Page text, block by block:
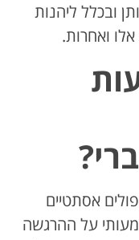
ובכלל ליהנות
ואחרות.
אסתטיים
על ההרגשה